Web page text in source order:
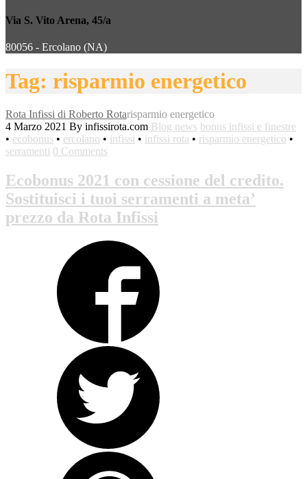
Via S. Vito Arena, 45/a
80056 - Ercolano (NA)
Tag: risparmio energetico
Rota Infissi di Roberto Rotarisparmio energetico
4 Marzo 2021 By infissirota.com Blog news bonus infissi e finestre
• ecobonus • ercolano • infissi • infissi rota • risparmio energetico •
serramenti 0 Comments
Ecobonus 2021 con cessione del credito.
Sostituisci i tuoi serramenti a meta’
prezzo da Rota Infissi